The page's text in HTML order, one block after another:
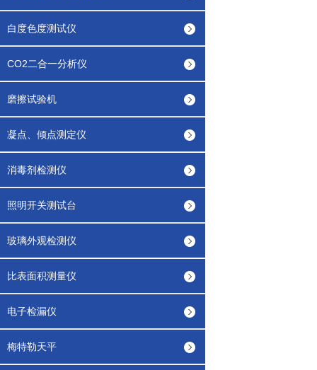
白度色度测试仪
CO2二合一分析仪
磨擦试验机
凝点、倾点测定仪
消毒剂检测仪
照明开关测试台
玻璃外观检测仪
比表面积测量仪
电子检漏仪
梅特勒天平